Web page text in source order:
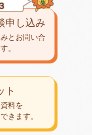
ト
料を
できます。
申し込み
とお問い合
。